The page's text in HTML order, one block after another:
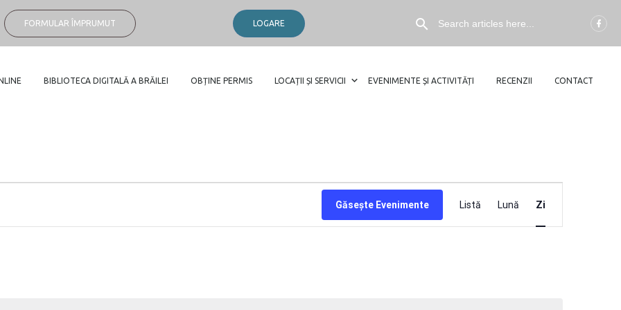
FORMULAR ÎMPRUMUT LOGARE
BIBLIOTECA DIGITALĂ A BRĂILEI OBȚINE PERMIS LOCAȚII ȘI SERVICII EVENIMENTE ȘI ACTIVITĂȚI RECENZII CONTACT
Găsește Evenimente
ÎN
Listă Lună Zi